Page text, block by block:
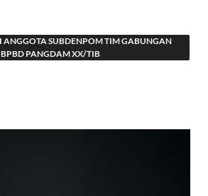
ANGGOTA SUBDENPOM TIM GABUNGAN
PANGDAM XX/TIB